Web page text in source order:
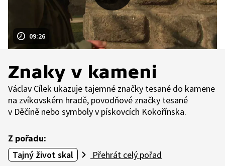
09:26
Znaky v kameni
Václav Cílek ukazuje tajemné značky tesané do kamene
na zvíkovském hradě, povodňové značky tesané
v Děčíně nebo symboly v pískovcích Kokořínska.
Z pořadu:
Tajný život skal
Přehrát celý pořad